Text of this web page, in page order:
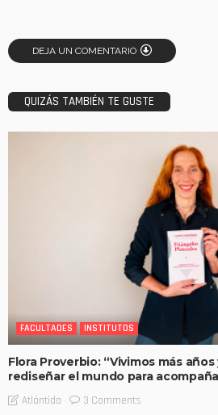
DEJA UN COMENTARIO
QUIZÁS TAMBIÉN TE GUSTE
FACULTADES INSTITUTOS
Flora Proverbio: “Vivimos más
rediseñar el mundo para
Atlántida 3 Comments